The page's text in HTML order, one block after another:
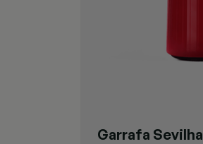
Garrafa Sevilha